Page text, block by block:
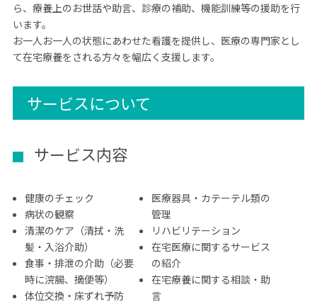
ら、療養上のお世話や助言、診療の補助、機能訓練等の援助を行
います。
お一人お一人の状態にあわせた看護を提供し、医療の専門家とし
て在宅療養をされる方々を幅広く支援します。
サービスについて
サービス内容
健康のチェック
病状の観察
清潔のケア（清拭・洗
髪・入浴介助）
食事・排泄の介助（必要
時に浣腸、摘便等）
体位交換・床ずれ予防
医療器具・カテーテル類の
管理
リハビリテーション
在宅医療に関するサービス
の紹介
在宅療養に関する相談・助
言